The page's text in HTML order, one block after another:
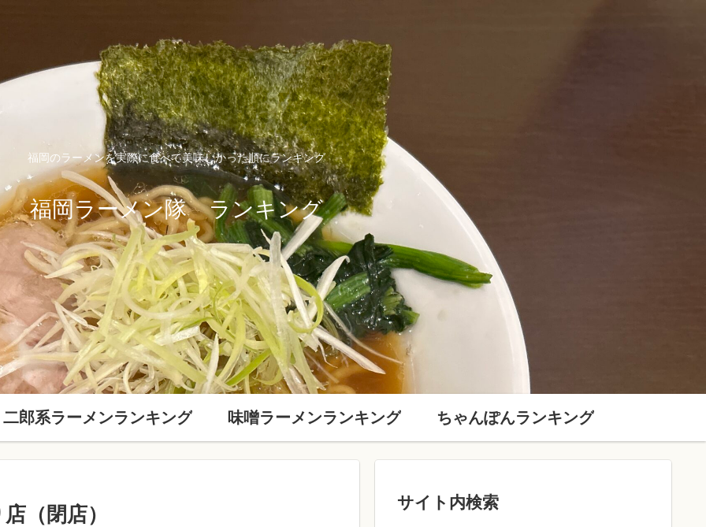
福岡のラーメンを実際に食べて美味しかった順にランキング
福岡ラーメン隊 ランキング
二郎系ラーメンランキング 味噌ラーメンランキング ちゃんぽんランキング
（閉店）
サイト内検索